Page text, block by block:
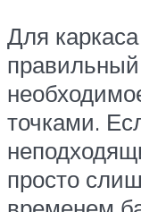
Для
точками.
просто